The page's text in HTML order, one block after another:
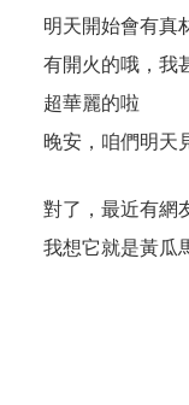
明天開始會有真
有開火的哦，我
超華麗的啦
晚安，咱們明天
對了，最近有網
我想它就是黃瓜